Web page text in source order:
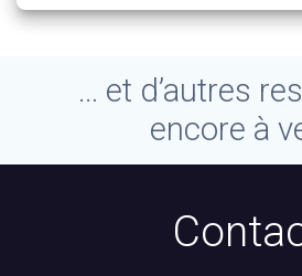
… et d’autres
encore à